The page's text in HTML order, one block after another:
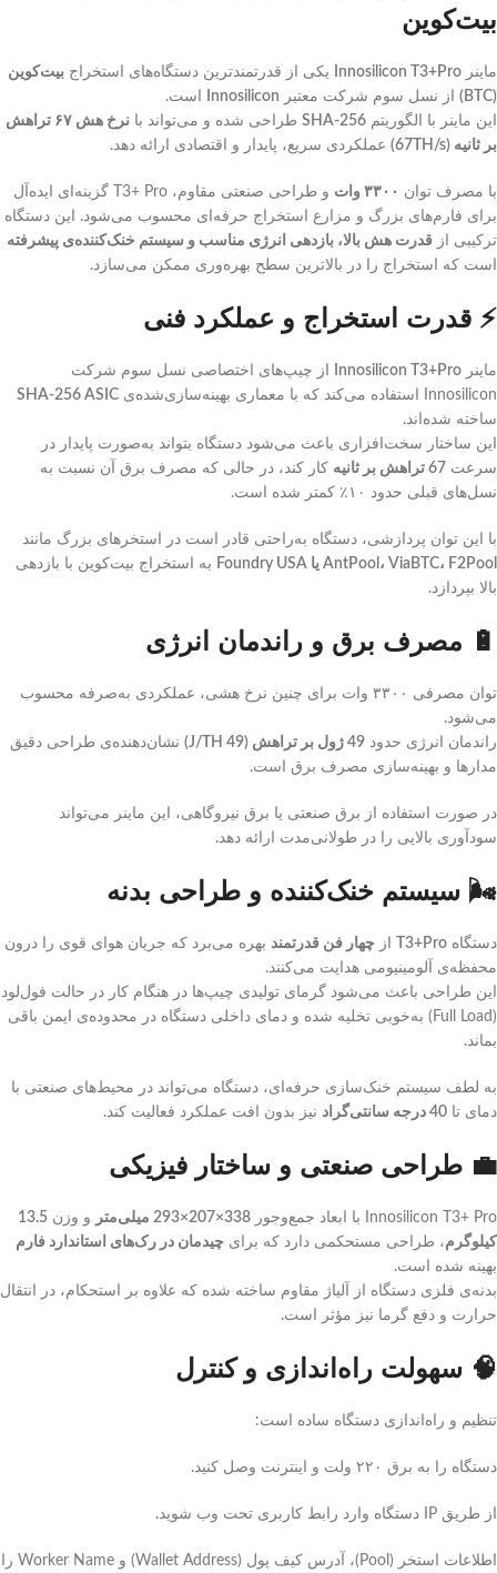
بیت‌کوین
ماینر Innosilicon T3+Pro یکی از قدرتمندترین دستگاه‌های استخراج بیت‌کوین
(BTC)
از نسل سوم شرکت معتبر Innosilicon
است.
این ماینر با الگوریتم SHA-256 طراحی شده و می‌تواند با
نرخ هش ۶۷ تراهش
بر ثانیه (67TH/s)
عملکردی سریع، پایدار و اقتصادی ارائه دهد.
با مصرف توان ۳۳۰۰ وات
و طراحی صنعتی مقاوم، T3+ Pro گزینه‌ای ایده‌آل
برای فارم‌های بزرگ و مزارع استخراج حرفه‌ای محسوب می‌شود. این دستگاه
ترکیبی از قدرت هش بالا، بازدهی انرژی مناسب و سیستم خنک‌کننده‌ی پیشرفته
است که استخراج را در بالاترین سطح بهره‌وری ممکن می‌سازد.
⚡ قدرت استخراج و عملکرد فنی
ماینر Innosilicon T3+Pro
از چیپ‌های اختصاصی نسل سوم شرکت
Innosilicon استفاده می‌کند که با معماری بهینه‌سازی‌شده‌ی
SHA-256 ASIC
ساخته شده‌اند.
این ساختار سخت‌افزاری باعث می‌شود دستگاه بتواند به‌صورت پایدار در
سرعت 67 تراهش بر ثانیه
کار کند، در حالی که مصرف برق آن نسبت به
نسل‌های قبلی حدود ۱۰٪ کمتر شده است.
با این توان پردازشی، دستگاه به‌راحتی قادر است در استخرهای بزرگ مانند
AntPool، ViaBTC، F2Pool یا Foundry USA
به استخراج بیت‌کوین با بازدهی
بالا بپردازد.
🔋 مصرف برق و راندمان انرژی
توان مصرفی ۳۳۰۰ وات برای چنین نرخ هشی، عملکردی به‌صرفه محسوب
می‌شود.
راندمان انرژی حدود 49 ژول بر تراهش (49 J/TH)
نشان‌دهنده‌ی طراحی دقیق
مدارها و بهینه‌سازی مصرف برق است.
در صورت استفاده از برق صنعتی یا برق نیروگاهی، این ماینر می‌تواند
سودآوری بالایی را در طولانی‌مدت ارائه دهد.
🌬️ سیستم خنک‌کننده و طراحی بدنه
دستگاه T3+Pro از چهار فن قدرتمند بهره می‌برد که جریان هوای قوی را درون
محفظه‌ی آلومینیومی هدایت می‌کنند.
این طراحی باعث می‌شود گرمای تولیدی چیپ‌ها در هنگام کار در حالت فول‌لود
(Full Load) به‌خوبی تخلیه شده و دمای داخلی دستگاه در محدوده‌ی ایمن باقی
بماند.
به لطف سیستم خنک‌سازی حرفه‌ای، دستگاه می‌تواند در محیط‌های صنعتی با
دمای تا 40 درجه سانتی‌گراد نیز بدون افت عملکرد فعالیت کند.
💼 طراحی صنعتی و ساختار فیزیکی
Innosilicon T3+ Pro با ابعاد جمع‌وجور 338×207×293 میلی‌متر و وزن 13.5
کیلوگرم، طراحی مستحکمی دارد که برای چیدمان در رک‌های استاندارد فارم
بهینه شده است.
بدنه‌ی فلزی دستگاه از آلیاژ مقاوم ساخته شده که علاوه بر استحکام، در انتقال
حرارت و دفع گرما نیز مؤثر است.
🧠 سهولت راه‌اندازی و کنترل
تنظیم و راه‌اندازی دستگاه ساده است:
دستگاه را به برق ۲۲۰ ولت و اینترنت وصل کنید.
از طریق IP دستگاه وارد رابط کاربری تحت وب شوید.
اطلاعات استخر (Pool)، آدرس کیف پول (Wallet Address) و Worker Name را